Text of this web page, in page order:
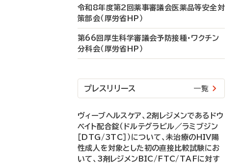
令和8年度第2回薬事審議会医薬品等安全対
策部会（厚労省HP）
第66回厚生科学審議会予防接種・ワクチン
分科会（厚労省HP）
プレスリリース 一覧
ヴィーブヘルスケア、2剤レジメンであるドウ
ベイト配合錠（ドルテグラビル／ラミブジン
［DTG/3TC］）について、未治療のHIV陽
性成人を対象とした初の直接比較試験にお
いて、3剤レジメンBIC/FTC/TAFに対す